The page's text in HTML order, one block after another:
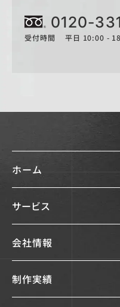
0120-
受付時間 平日 10:00 -
ホーム
サービス
会社情報
制作実績